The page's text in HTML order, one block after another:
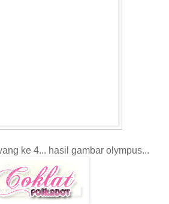
ke 4... hasil gambar olympus...